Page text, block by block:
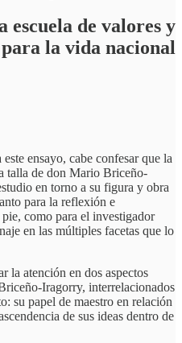
de valores y
para la vida nacional
ensayo, cabe confesar que la
talla de don Mario Briceño-
en torno a su figura y obra
para la reflexión e
como para el investigador
en las múltiples facetas que lo
la atención en dos aspectos
Iragorry, interrelacionados
su papel de maestro en relación
de sus ideas dentro de